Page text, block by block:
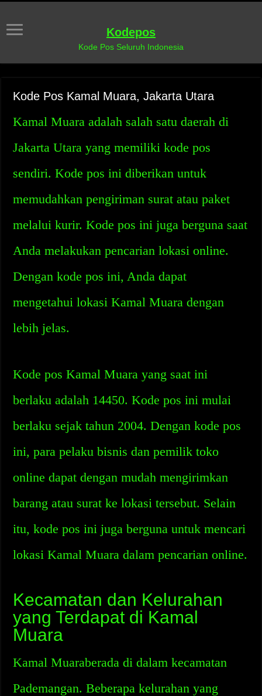
Kodepos
Kode Pos Seluruh Indonesia
Kode Pos Kamal Muara, Jakarta Utara
Kamal Muara adalah salah satu daerah di
Jakarta Utara yang memiliki kode pos
sendiri. Kode pos ini diberikan untuk
memudahkan pengiriman surat atau paket
melalui kurir. Kode pos ini juga berguna saat
Anda melakukan pencarian lokasi online.
Dengan kode pos ini, Anda dapat
mengetahui lokasi Kamal Muara dengan
lebih jelas.
Kode pos Kamal Muara yang saat ini
berlaku adalah 14450. Kode pos ini mulai
berlaku sejak tahun 2004. Dengan kode pos
ini, para pelaku bisnis dan pemilik toko
online dapat dengan mudah mengirimkan
barang atau surat ke lokasi tersebut. Selain
itu, kode pos ini juga berguna untuk mencari
lokasi Kamal Muara dalam pencarian online.
Kecamatan dan Kelurahan
yang Terdapat di Kamal
Muara
Kamal Muaraberada di dalam kecamatan
Pademangan. Beberapa kelurahan yang